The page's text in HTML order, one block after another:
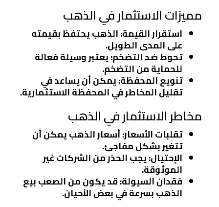
مميزات الاستثمار في الذهب
استقرار القيمة: الذهب يحتفظ بقيمته
على المدى الطويل.
تحوط ضد التضخم: يعتبر وسيلة فعالة
للحماية من التضخم.
تنويع المحفظة: يمكن أن يساعد في
تقليل المخاطر في المحفظة الاستثمارية.
مخاطر الاستثمار في الذهب
تقلبات الأسعار: أسعار الذهب يمكن أن
تتغير بشكل مفاجئ.
الإحتيال: يجب الحذر من الشركات غير
الموثوقة.
فقدان السيولة: قد يكون من الصعب بيع
الذهب بسرعة في بعض الأحيان.